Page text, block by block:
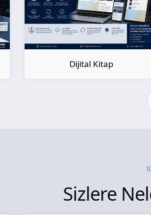
Kağıt Harita
Sizlere